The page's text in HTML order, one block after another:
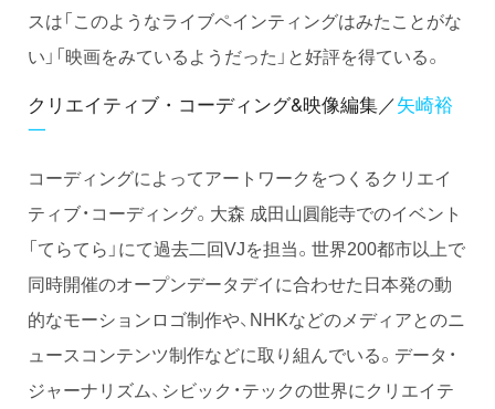
スは「このようなライブペインティングはみたことがな
い」「映画をみているようだった」と好評を得ている。
クリエイティブ・コーディング&映像編集／矢崎裕
一
コーディングによってアートワークをつくるクリエイ
ティブ・コーディング。大森 成田山圓能寺でのイベント
「てらてら」にて過去二回VJを担当。世界200都市以上で
同時開催のオープンデータデイに合わせた日本発の動
的なモーションロゴ制作や、NHKなどのメディアとのニ
ュースコンテンツ制作などに取り組んでいる。データ・
ジャーナリズム、シビック・テックの世界にクリエイテ